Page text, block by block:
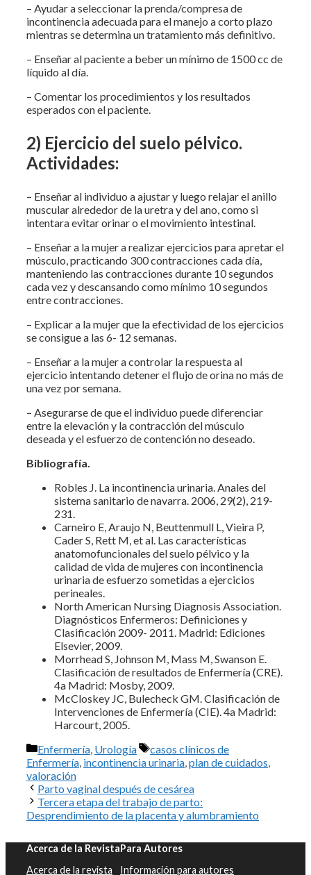
– Ayudar a seleccionar la prenda/compresa de
incontinencia adecuada para el manejo a corto plazo
mientras se determina un tratamiento más definitivo.
– Enseñar al paciente a beber un mínimo de 1500 cc de
líquido al día.
– Comentar los procedimientos y los resultados
esperados con el paciente.
2) Ejercicio del suelo pélvico.
Actividades:
– Enseñar al individuo a ajustar y luego relajar el anillo
muscular alrededor de la uretra y del ano, como si
intentara evitar orinar o el movimiento intestinal.
– Enseñar a la mujer a realizar ejercicios para apretar el
músculo, practicando 300 contracciones cada día,
manteniendo las contracciones durante 10 segundos
cada vez y descansando como mínimo 10 segundos
entre contracciones.
– Explicar a la mujer que la efectividad de los ejercicios
se consigue a las 6- 12 semanas.
– Enseñar a la mujer a controlar la respuesta al
ejercicio intentando detener el flujo de orina no más de
una vez por semana.
– Asegurarse de que el individuo puede diferenciar
entre la elevación y la contracción del músculo
deseada y el esfuerzo de contención no deseado.
Bibliografía.
Robles J. La incontinencia urinaria. Anales del
sistema sanitario de navarra. 2006, 29(2), 219-
231.
Carneiro E, Araujo N, Beuttenmull L, Vieira P,
Cader S, Rett M, et al. Las características
anatomofuncionales del suelo pélvico y la
calidad de vida de mujeres con incontinencia
urinaria de esfuerzo sometidas a ejercicios
perineales.
North American Nursing Diagnosis Association.
Diagnósticos Enfermeros: Definiciones y
Clasificación 2009- 2011. Madrid: Ediciones
Elsevier, 2009.
Morrhead S, Johnson M, Mass M, Swanson E.
Clasificación de resultados de Enfermería (CRE).
4a Madrid: Mosby, 2009.
McCloskey JC, Bulecheck GM. Clasificación de
Intervenciones de Enfermería (CIE). 4a Madrid:
Harcourt, 2005.
Categorías
Enfermería Urología Etiquetas
casos clínicos de
Enfermería incontinencia urinaria plan de cuidados
valoración
Parto vaginal después de cesárea
Tercera etapa del trabajo de parto:
Desprendimiento de la placenta y alumbramiento
Acerca de la Revista
Acerca de la revista
Para Autores
Información para autores